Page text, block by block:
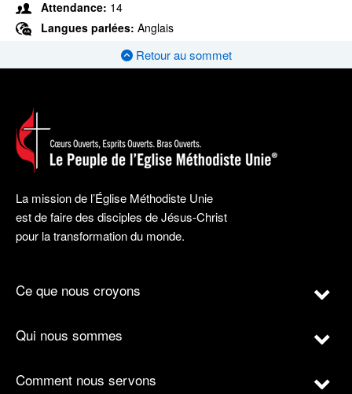
Attendance: 14
Langues parlées: Anglais
Retour au sommet
La mission de l’Église Méthodiste Unie
est de faire des disciples de Jésus-Christ
pour la transformation du monde.
Ce que nous croyons
Qui nous sommes
Comment nous servons